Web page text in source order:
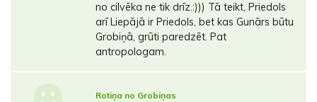
no cilvēka ne tik drīz.:))) Tā teikt, Priedols
arī Liepājā ir Priedols, bet kas Gunārs būtu
Grobiņā, grūti paredzēt. Pat
antropologam.
Rotiņa no Grobiņas